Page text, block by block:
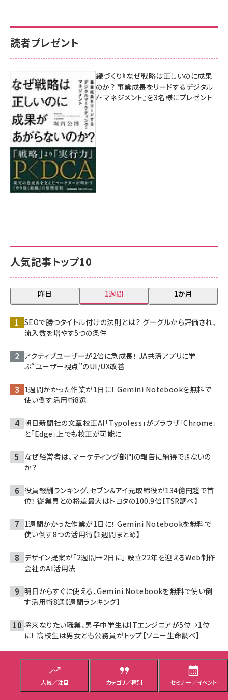
人気／注目 カテゴリ／種別 セミナー／イベント
人気記事トップ10
昨日 1週間 1か月
SEOで勝つタイトル付けの法則とは？ グーグルから評価され、
流入数を増やす5つの条件
アクティブユーザーが2倍に急成長！ JA共済アプリに学
ぶ“ユーザー視点”のUI/UX改善
1週間かかった作業が1日に！ Gemini Notebookを無料で
使い倒す活用術8選
朝日新聞社の文章校正AI「Typoless」がブラウザ「Chrome」
と「Edge」上でも校正が可能に
なぜ経営者は、マーケティング部門の報告に納得できないの
か？
役員報酬ランキング、セブン＆アイ元取締役が134億円超で首
位！ 従業員との格差最大はトヨタの100.9倍【TSR調べ】
1週間かかった作業が1日に！ Gemini Notebookを無料で
使い倒す8つの活用術【1週間まとめ】
デザイン提案が「2週間→2日に」 設立22年を迎えるWeb制作
会社のAI活用法
明日からすぐに使える、Gemini Notebookを無料で使い倒
す活用術8選【週間ランキング】
将来なりたい職業、男子中学生はITエンジニアが5位→1位
に！ 高校生は男女とも公務員がトップ【ソニー生命調べ】
人気記事ランキングをもっと見る
読者プレゼント
成果を生む組織づくり『なぜ戦略は正しいのに成果
があがらないのか？ 事業成長をリードするデジタル
マーケティング・マネジメント』を3名様にプレゼント
8月7日 10:00